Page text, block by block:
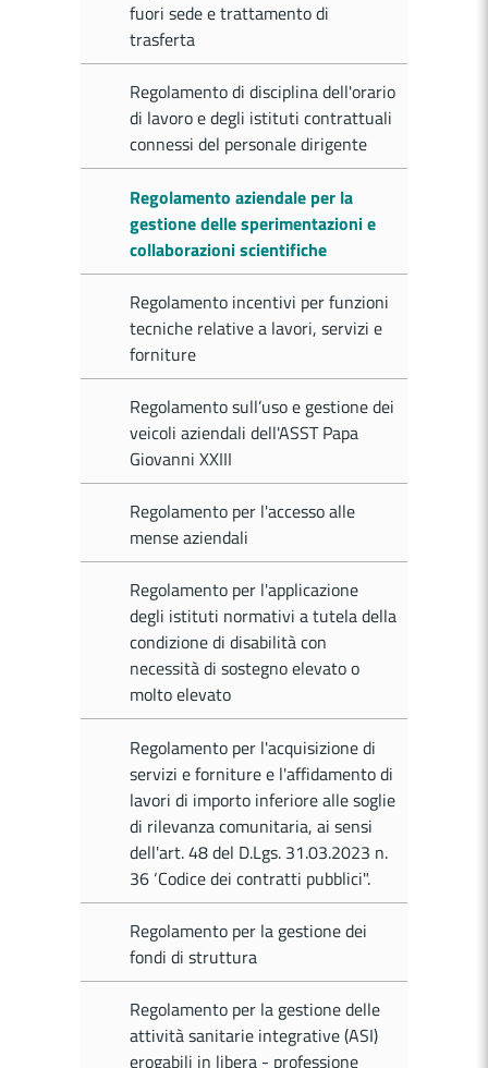
fuori sede e trattamento di
trasferta
Regolamento di disciplina dell'orario
di lavoro e degli istituti contrattuali
connessi del personale dirigente
Regolamento aziendale per la
gestione delle sperimentazioni e
collaborazioni scientifiche
Regolamento incentivi per funzioni
tecniche relative a lavori, servizi e
forniture
Regolamento sull’uso e gestione dei
veicoli aziendali dell'ASST Papa
Giovanni XXIII
Regolamento per l'accesso alle
mense aziendali
Regolamento per l'applicazione
degli istituti normativi a tutela della
condizione di disabilità con
necessità di sostegno elevato o
molto elevato
Regolamento per l'acquisizione di
servizi e forniture e l'affidamento di
lavori di importo inferiore alle soglie
di rilevanza comunitaria, ai sensi
dell'art. 48 del D.Lgs. 31.03.2023 n.
36 ‘Codice dei contratti pubblici".
Regolamento per la gestione dei
fondi di struttura
Regolamento per la gestione delle
attività sanitarie integrative (ASI)
erogabili in libera - professione